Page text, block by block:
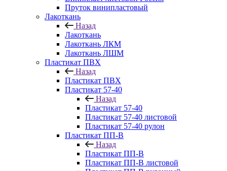
Пруток винипластовый
Лакоткань
Назад
Лакоткань
Лакоткань ЛКМ
Лакоткань ЛШМ
Пластикат ПВХ
Назад
Пластикат ПВХ
Пластикат 57-40
Назад
Пластикат 57-40
Пластикат 57-40 листовой
Пластикат 57-40 рулон
Пластикат ПП-В
Назад
Пластикат ПП-В
Пластикат ПП-В листовой